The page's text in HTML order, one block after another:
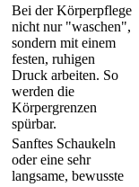
Bei der Körperpflege
nicht nur "waschen",
sondern mit einem
festen, ruhigen
Druck arbeiten. So
werden die
Körpergrenzen
spürbar.
Sanftes Schaukeln
oder eine sehr
langsame, bewusste